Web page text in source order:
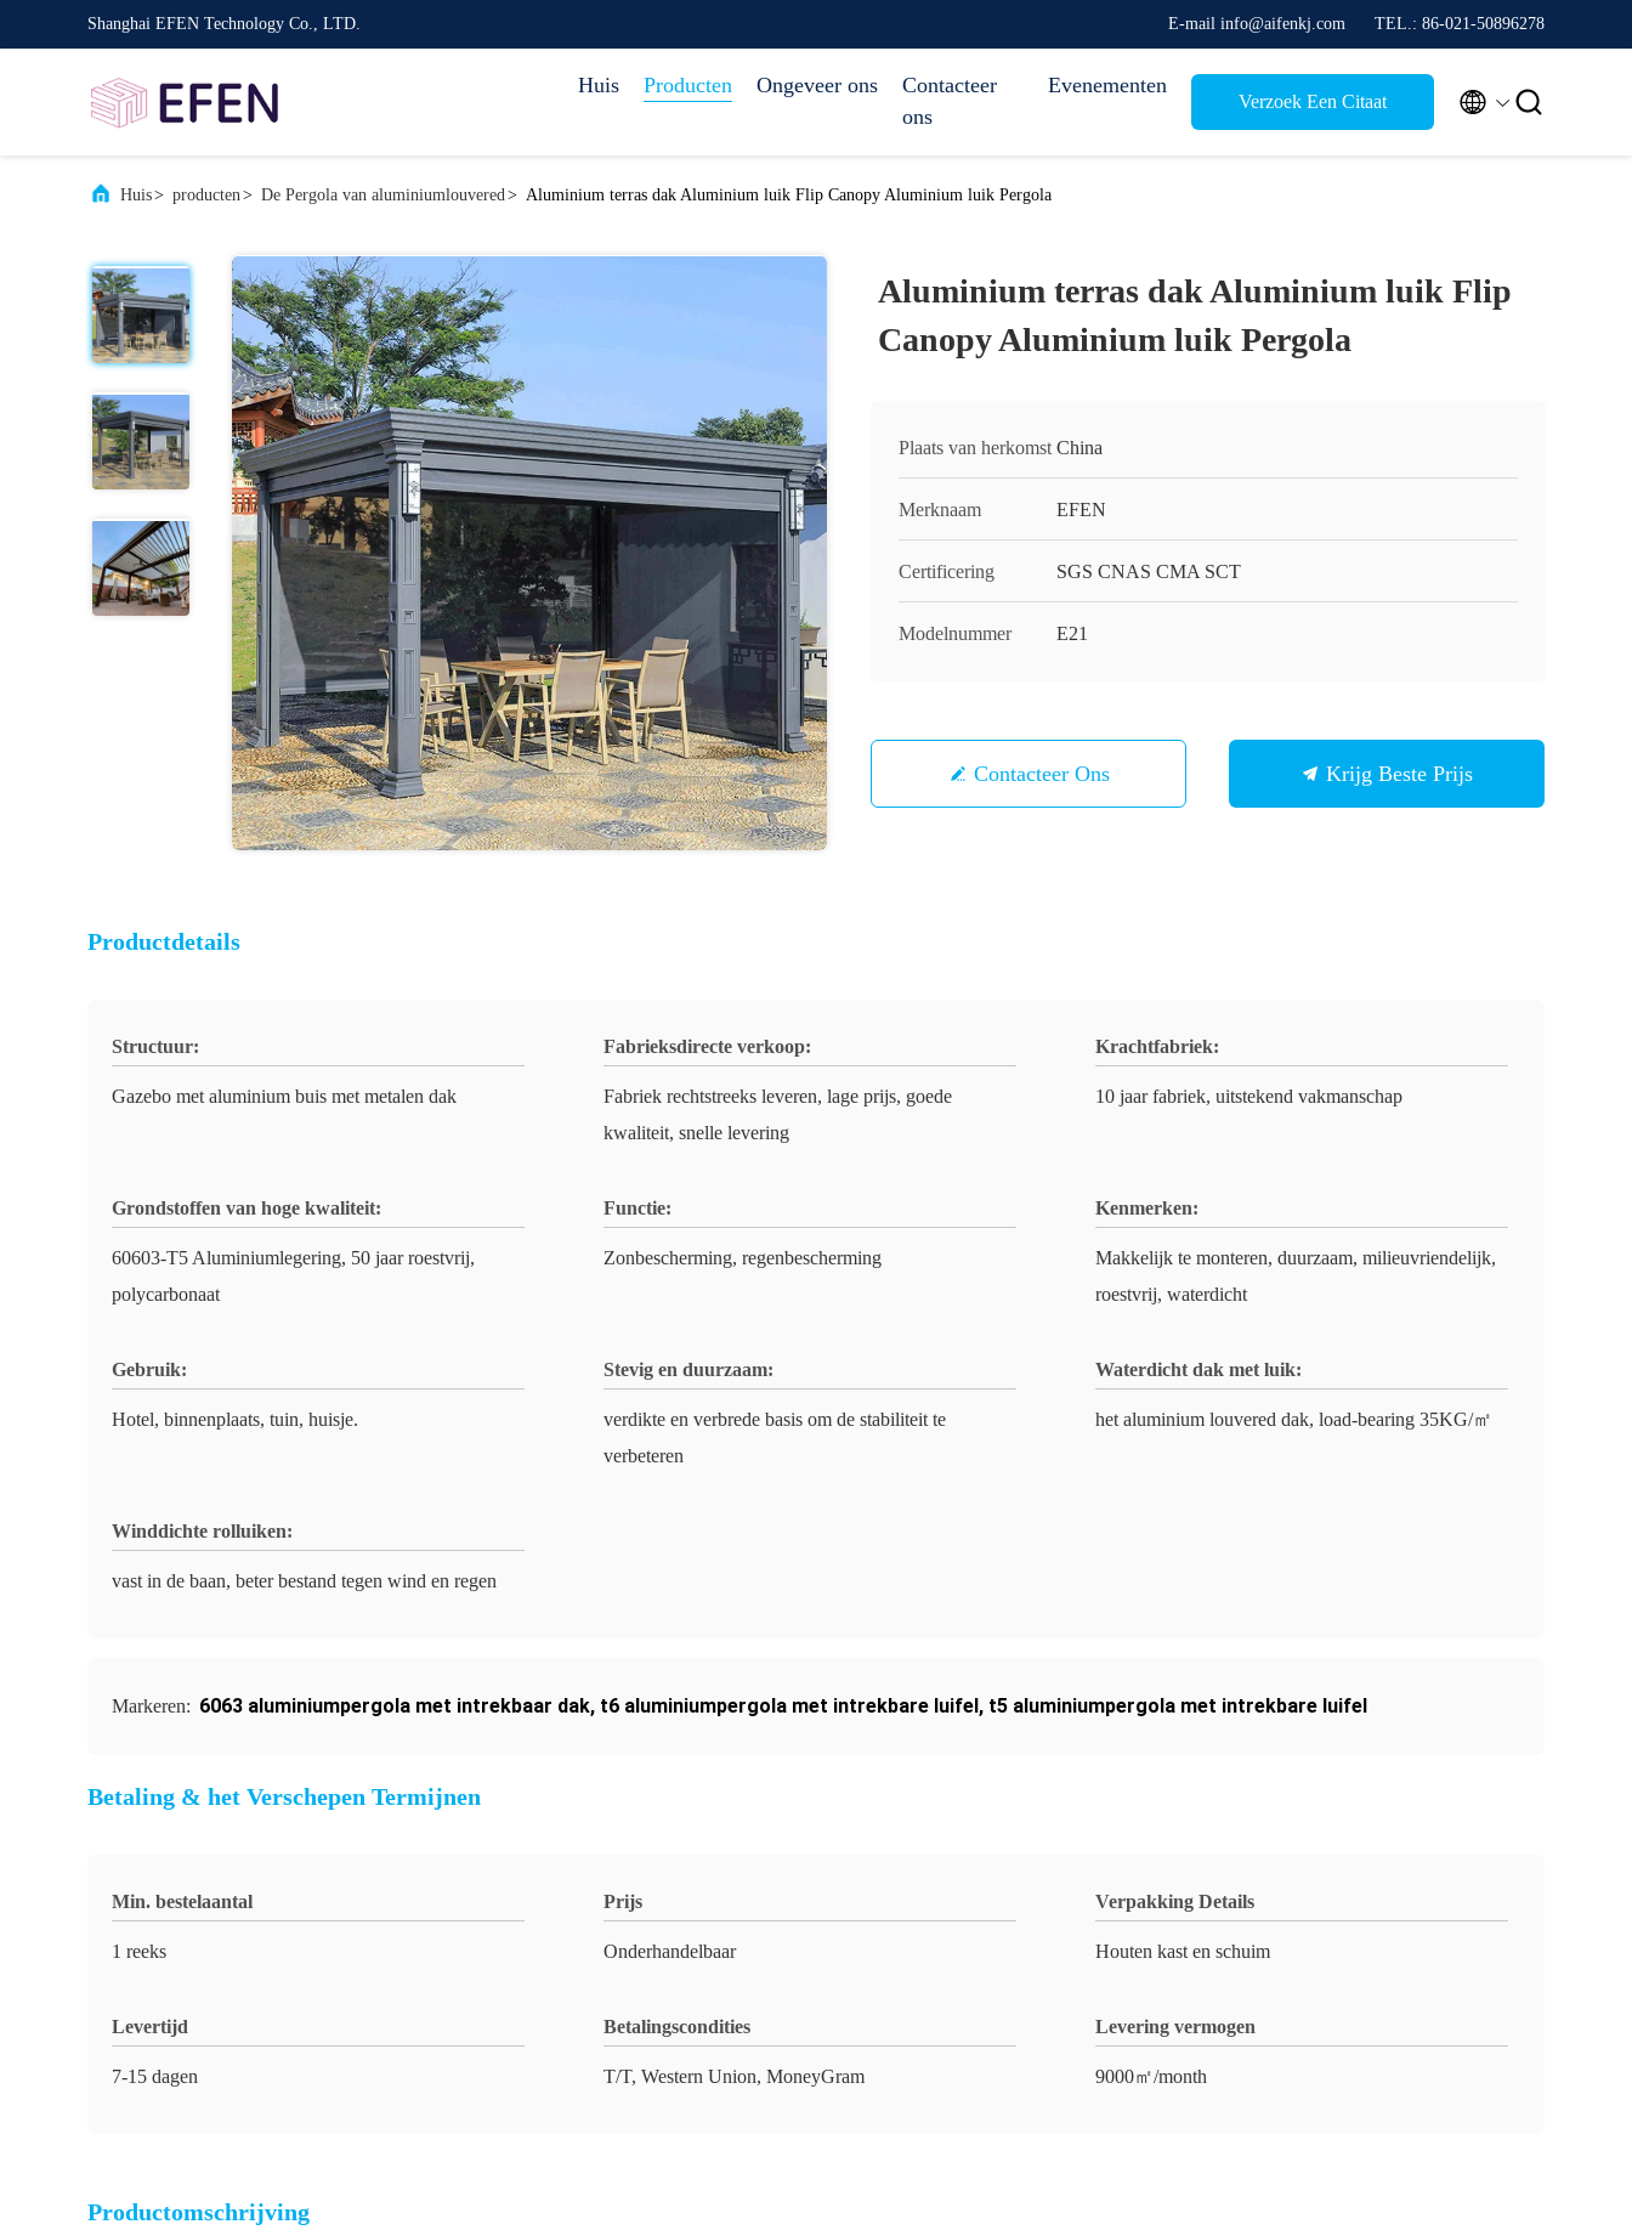
Shanghai EFEN Technology Co., LTD. E-mail info@aifenkj.com TEL.: 86-021-50896278
Huis Producten Ongeveer ons
Contacteer
ons
Evenementen
Verzoek Een Citaat  
Huis> producten> De Pergola van aluminiumlouvered> Aluminium terras dak Aluminium luik Flip Canopy Aluminium luik Pergola
Aluminium terras dak Aluminium luik Flip
Canopy Aluminium luik Pergola
Plaats van herkomst China
Merknaam EFEN
Certificering SGS CNAS CMA SCT
Modelnummer E21
Contacteer Ons Krijg Beste Prijs
Productdetails
Structuur:
Gazebo met aluminium buis met metalen dak
Fabrieksdirecte verkoop:
Fabriek rechtstreeks leveren, lage prijs, goede
kwaliteit, snelle levering
Krachtfabriek:
10 jaar fabriek, uitstekend vakmanschap
Grondstoffen van hoge kwaliteit:
60603-T5 Aluminiumlegering, 50 jaar roestvrij,
polycarbonaat
Functie:
Zonbescherming, regenbescherming
Kenmerken:
Makkelijk te monteren, duurzaam, milieuvriendelijk,
roestvrij, waterdicht
Gebruik:
Hotel, binnenplaats, tuin, huisje.
Stevig en duurzaam:
verdikte en verbrede basis om de stabiliteit te
verbeteren
Waterdicht dak met luik:
het aluminium louvered dak, load-bearing 35KG/㎡
Winddichte rolluiken:
vast in de baan, beter bestand tegen wind en regen
Markeren: 6063 aluminiumpergola met intrekbaar dak, t6 aluminiumpergola met intrekbare luifel, t5 aluminiumpergola met intrekbare luifel
Betaling & het Verschepen Termijnen
Min. bestelaantal
1 reeks
Prijs
Onderhandelbaar
Verpakking Details
Houten kast en schuim
Levertijd
7-15 dagen
Betalingscondities
T/T, Western Union, MoneyGram
Levering vermogen
9000㎡/month
Productomschrijving